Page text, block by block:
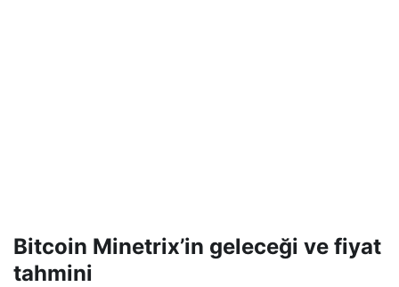
Bitcoin Minetrix’in geleceği ve fiyat
tahmini